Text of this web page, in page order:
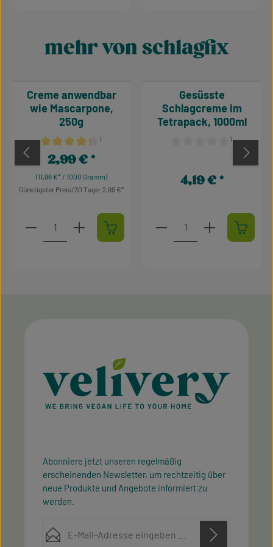
Produktgalerie überspringen
mehr von schlagfix
Durchschnittliche Bewertung von 4.34 von 5 Sternen
¹
Creme anwendbar
wie Mascarpone,
250g
(11,96 €* / 1000 Gramm)
Regulärer Preis:
2,99 €
Günstigster Preis/30 Tage: 2,99 €
Produkt Anzahl: Gib den gewünschten Wert ein
Durchschnittliche
¹
Gesüsste
Schlagcreme im
Tetrapack, 1000ml
Regulärer Preis:
4,19 €
Produkt Anzahl: Gib
Abonniere jetzt unseren regelmäßig
erscheinenden Newsletter, um rechtzeitig über
neue Produkte und Angebote informiert zu
werden.